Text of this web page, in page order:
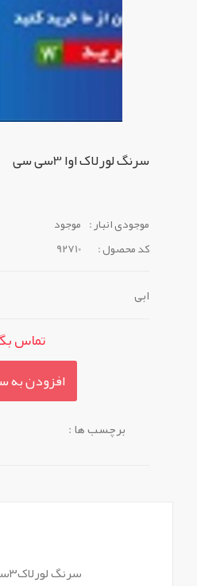
سرنگ لورلاک اوا 3سی سی
موجودی انبار : موجود
کد محصول :
92710
ابی
تماس
افزودن به
برچسب ها :
سرنگ لورلاک۳سی سی اوا